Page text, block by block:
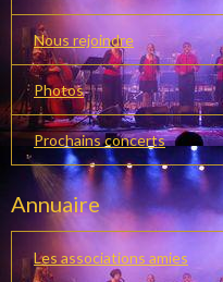
Nous rejoindre
Photos
Prochains concerts
Annuaire
Les associations amies